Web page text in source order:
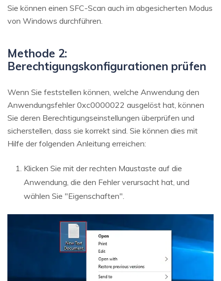
Sie können einen SFC-Scan auch im abgesicherten Modus
von Windows durchführen.
Methode 2:
Berechtigungskonfigurationen prüfen
Wenn Sie feststellen können, welche Anwendung den
Anwendungsfehler 0xc0000022 ausgelöst hat, können
Sie deren Berechtigungseinstellungen überprüfen und
sicherstellen, dass sie korrekt sind. Sie können dies mit
Hilfe der folgenden Anleitung erreichen:
Klicken Sie mit der rechten Maustaste auf die
Anwendung, die den Fehler verursacht hat, und
wählen Sie "Eigenschaften".